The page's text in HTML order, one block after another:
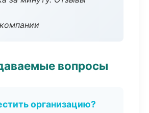
вопросы
организацию?